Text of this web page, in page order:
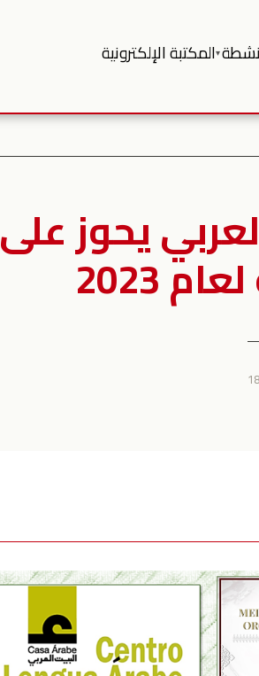
▾المكتبة الإلكترونية
يحوز على
2023